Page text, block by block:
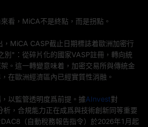
看，MiCA不是終點，而是拐點。
，MiCA CASP截止日期標誌着歐洲加密行
別"：從碎片化的國家VASP註冊，轉向統
。這一轉變意味着，加密交易所與傳統金
在歐洲經濟區內已經實質性消融。
以監管透明度爲前提。據AInvest對
析，合規能力正在成爲與技術創新同等重要
（自動稅務報告指令）於2026年1月起